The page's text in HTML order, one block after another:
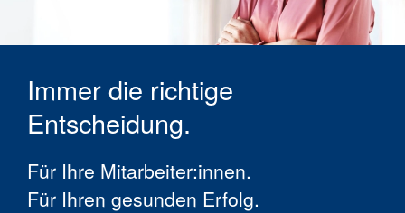
Immer die richtige
Entscheidung.
Für Ihre Mitarbeiter:innen.
Für Ihren gesunden Erfolg.